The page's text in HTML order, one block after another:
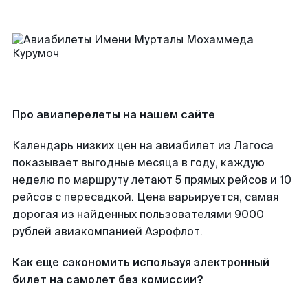
Про авиаперелеты на нашем сайте
Календарь низких цен на авиабилет из Лагоса
показывает выгодные месяца в году, каждую
неделю по маршруту летают 5 прямых рейсов и 10
рейсов с пересадкой. Цена варьируется, самая
дорогая из найденных пользователями 9000
рублей авиакомпанией Аэрофлот.
Как еще сэкономить используя электронный
билет на самолет без комиссии?